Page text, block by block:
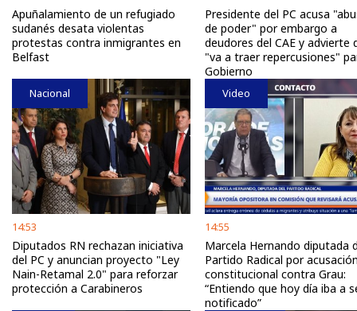
Apuñalamiento de un refugiado
sudanés desata violentas
protestas contra inmigrantes en
Belfast
Presidente del PC acusa
de poder" por embargo a
deudores del CAE y advierte
"va a traer repercusiones"
Gobierno
Nacional
14:53
Diputados RN rechazan iniciativa
del PC y anuncian proyecto "Ley
Nain-Retamal 2.0" para reforzar
protección a Carabineros
Video
14:55
Marcela Hernando diputada
Partido Radical por
constitucional contra Grau:
“Entiendo que hoy día iba a
notificado”